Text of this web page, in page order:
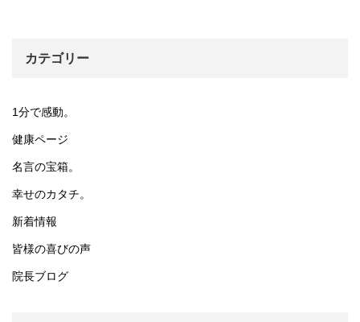
カテゴリー
1分で感動。
健康ページ
名言の宝箱。
幸せのカタチ。
新着情報
皆様の喜びの声
院長ブログ